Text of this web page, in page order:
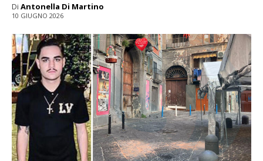
Di Antonella Di Martino
10 GIUGNO 2026